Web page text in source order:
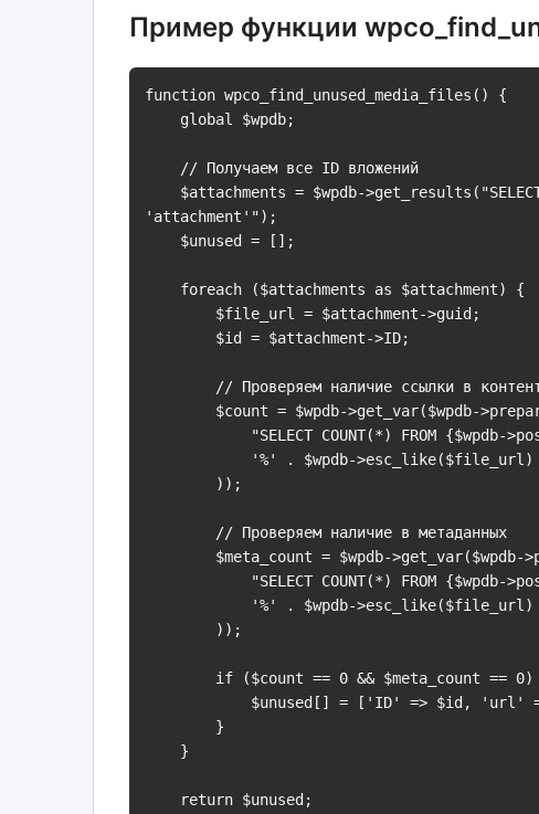
Пример функции
function wpco_find_unused_media_files() {
'attachment'");